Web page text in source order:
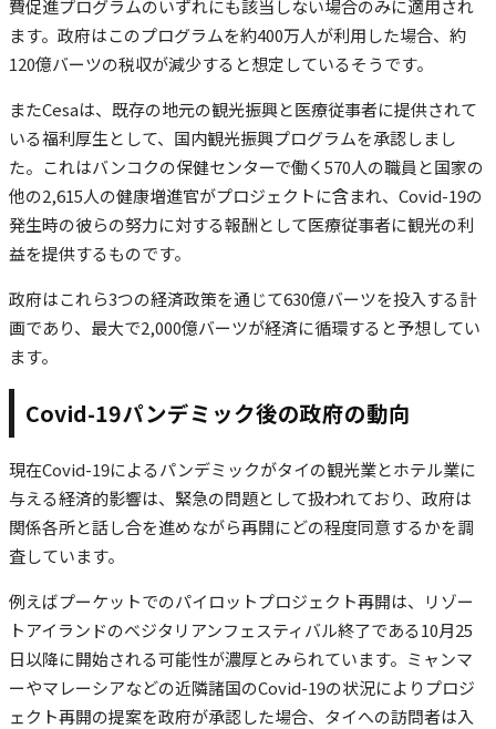
費促進プログラムのいずれにも該当しない場合のみに適用され
ます。政府はこのプログラムを約400万人が利用した場合、約
120億バーツの税収が減少すると想定しているそうです。
またCesaは、既存の地元の観光振興と医療従事者に提供されて
いる福利厚生として、国内観光振興プログラムを承認しまし
た。これはバンコクの保健センターで働く570人の職員と国家の
他の2,615人の健康増進官がプロジェクトに含まれ、Covid-19の
発生時の彼らの努力に対する報酬として医療従事者に観光の利
益を提供するものです。
政府はこれら3つの経済政策を通じて630億バーツを投入する計
画であり、最大で2,000億バーツが経済に循環すると予想してい
ます。
Covid-19パンデミック後の政府の動向
現在Covid-19によるパンデミックがタイの観光業とホテル業に
与える経済的影響は、緊急の問題として扱われており、政府は
関係各所と話し合を進めながら再開にどの程度同意するかを調
査しています。
例えばプーケットでのパイロットプロジェクト再開は、リゾー
トアイランドのベジタリアンフェスティバル終了である10月25
日以降に開始される可能性が濃厚とみられています。ミャンマ
ーやマレーシアなどの近隣諸国のCovid-19の状況によりプロジ
ェクト再開の提案を政府が承認した場合、タイへの訪問者は入